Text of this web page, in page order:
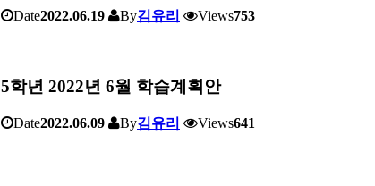
Date2022.06.19 By김유리 Views753
5학년 2022년 6월 학습계획안
Date2022.06.09 By김유리 Views641